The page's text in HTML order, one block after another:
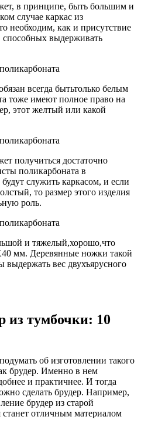
в принципе, быть большим и
случае каркас из
необходим, как и присутствие
способных выдерживать
всегда бытьтолько белым
тоже имеют полное право на
этот желтый или какой
получиться достаточно
поликарбоната в
служить каркасом, и если
то размер этого изделия
роль.
и тяжелый,хорошо,что
мм. Деревянные ножки такой
вес двухъярусного
из тумбочки: 10
об изготовлении такого
брудер. Именно в нем
и практичнее. И тогда
сделать брудер. Например,
брудер из старой
отличным материалом